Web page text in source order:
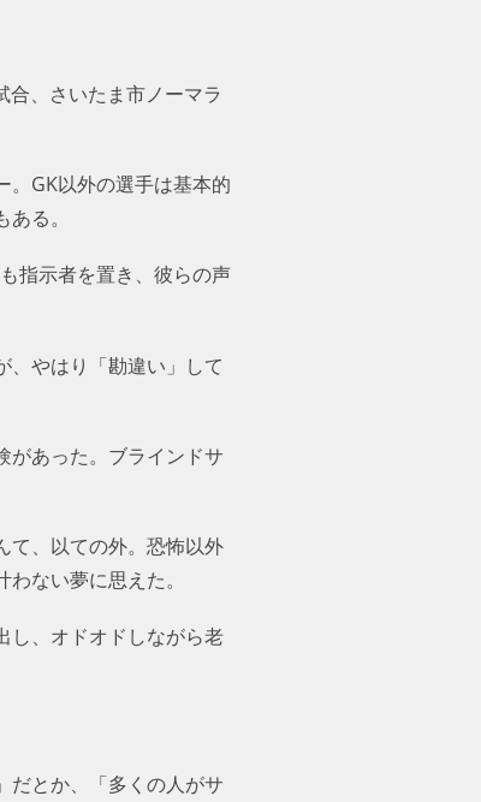
、さいたま市ノーマラ
。GK以外の選手は基本的
る。
指示者を置き、彼らの声
、やはり「勘違い」して
があった。ブラインドサ
て、以ての外。恐怖以外
ない夢に思えた。
し、オドオドしながら老
だとか、「多くの人がサ